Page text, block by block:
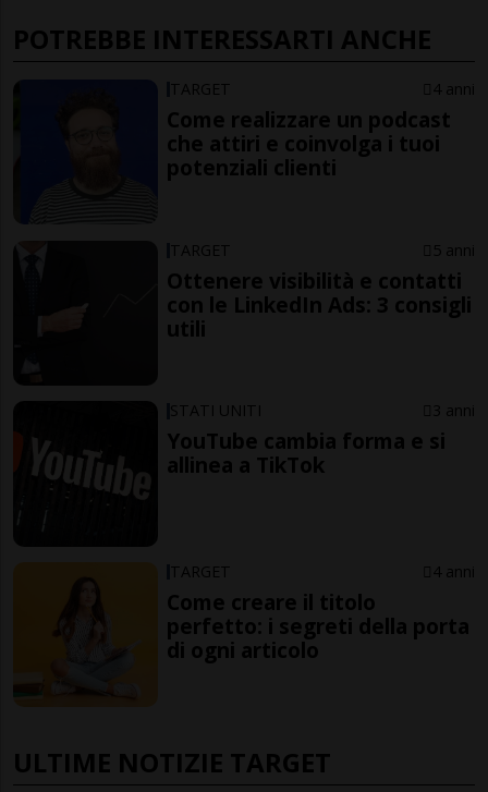
POTREBBE INTERESSARTI ANCHE
TARGET 4 anni
Come realizzare un podcast
che attiri e coinvolga i tuoi
potenziali clienti
TARGET 5 anni
Ottenere visibilità e contatti
con le LinkedIn Ads: 3 consigli
utili
STATI UNITI 3 anni
YouTube cambia forma e si
allinea a TikTok
TARGET 4 anni
Come creare il titolo
perfetto: i segreti della porta
di ogni articolo
ULTIME NOTIZIE TARGET